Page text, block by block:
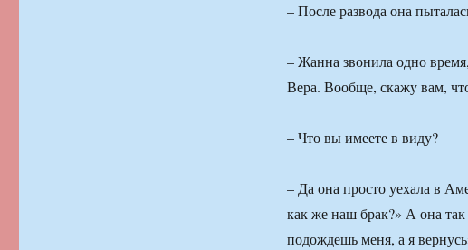
– После развода она
– Жанна звонила одно
Вера. Вообще, скажу вам,
– Что вы имеете в виду?
– Да она просто уехала в
как же наш брак?» А она
подождешь меня, а я